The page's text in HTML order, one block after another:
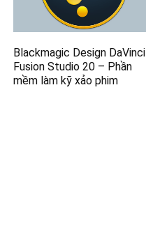
Blackmagic Design DaVinci
Fusion Studio 20 – Phần
mềm làm kỹ xảo phim